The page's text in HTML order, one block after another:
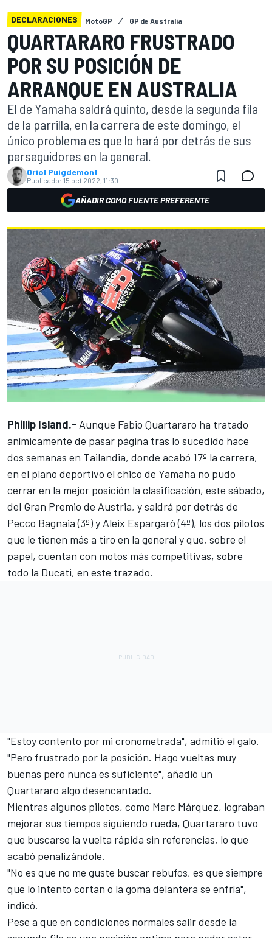
DECLARACIONES MotoGP GP de Australia
QUARTARARO FRUSTRADO
POR SU POSICIÓN DE
ARRANQUE EN AUSTRALIA
El de Yamaha saldrá quinto, desde la segunda fila
de la parrilla, en la carrera de este domingo, el
único problema es que lo hará por detrás de sus
perseguidores en la general.
Oriol Puigdemont
Publicado: 15 oct 2022, 11:30
AÑADIR COMO FUENTE PREFERENTE
Phillip Island.- Aunque Fabio Quartararo ha tratado
anímicamente de pasar página tras lo sucedido hace
dos semanas en Tailandia, donde acabó 17º la carrera,
en el plano deportivo el chico de Yamaha no pudo
cerrar en la mejor posición la clasificación, este sábado,
del Gran Premio de Austria, y saldrá por detrás de
Pecco Bagnaia (3º) y Aleix Espargaró (4º), los dos pilotos
que le tienen más a tiro en la general y que, sobre el
papel, cuentan con motos más competitivas, sobre
todo la Ducati, en este trazado.
"Estoy contento por mi cronometrada", admitió el galo.
"Pero frustrado por la posición. Hago vueltas muy
buenas pero nunca es suficiente", añadió un
Quartararo algo desencantado.
Mientras algunos pilotos, como Marc Márquez, lograban
mejorar sus tiempos siguiendo rueda, Quartararo tuvo
que buscarse la vuelta rápida sin referencias, lo que
acabó penalizándole.
"No es que no me guste buscar rebufos, es que siempre
que lo intento cortan o la goma delantera se enfría",
indicó.
Pese a que en condiciones normales salir desde la